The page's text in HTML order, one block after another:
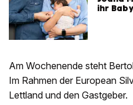
ihr Baby
Am Wochenende steht
Im Rahmen der European
Lettland und den Gastgeber.